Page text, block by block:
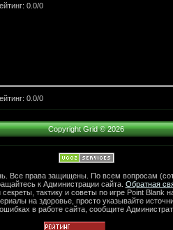
0.0/0
0.0/0
Copyright Grid © 2026
Все права защищены. По всем вопросам
к Администрации сайта. Обратная
секреты, тактику и советы по игре Point Blank
на здоровье, просто указывайте
в работе сайта, сообщите